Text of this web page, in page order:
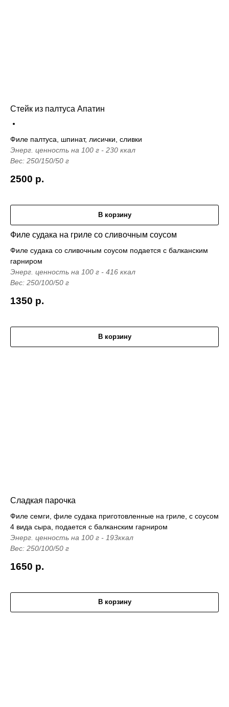
Стейк из палтуса Апатин
Филе палтуса, шпинат, лисички, сливки
Энерг. ценность на 100 г - 230 ккал
Вес: 250/150/50 г
2500 р.
В корзину
Филе судака на гриле со сливочным соусом
Филе судака со сливочным соусом подается с балканским
гарниром
Энерг. ценность на 100 г - 416 ккал
Вес: 250/100/50 г
1350 р.
В корзину
Сладкая парочка
Филе семги, филе судака приготовленные на гриле, с соусом
4 вида сыра, подается с балканским гарниром
Энерг. ценность на 100 г - 193ккал
Вес: 250/100/50 г
1650 р.
В корзину